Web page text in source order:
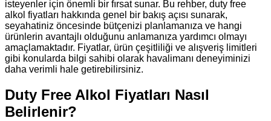
isteyenler için önemli bir fırsat sunar. Bu rehber, duty free
alkol fiyatları hakkında genel bir bakış açısı sunarak,
seyahatiniz öncesinde bütçenizi planlamanıza ve hangi
ürünlerin avantajlı olduğunu anlamanıza yardımcı olmayı
amaçlamaktadır. Fiyatlar, ürün çeşitliliği ve alışveriş limitleri
gibi konularda bilgi sahibi olarak havalimanı deneyiminizi
daha verimli hale getirebilirsiniz.
Duty Free Alkol Fiyatları Nasıl
Belirlenir?